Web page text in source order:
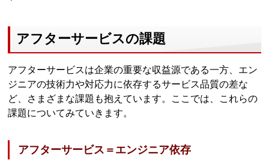
アフターサービスの課題
アフターサービスは企業の重要な収益源である一方、エン
ジニアの技術力や対応力に依存するサービス品質の差な
ど、さまざまな課題も抱えています。ここでは、これらの
課題についてみていきます。
アフターサービス＝エンジニア依存